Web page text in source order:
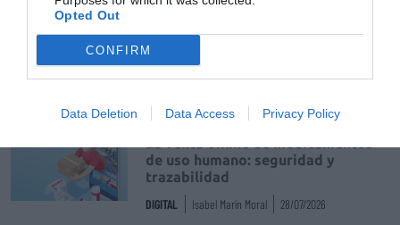
Opted Out
CONFIRM
Data Deletion Data Access Privacy Policy
farmacia comunitaria
de uso humano: seguridad y
trazabilidad
DIGITAL Isabel Marín Moral 28/07/2026